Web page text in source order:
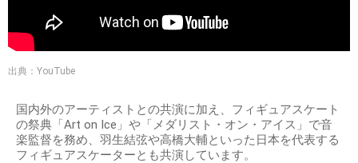
出典：YouTube
国内外のアーティストとの共演に加え、フィギュアスケート
の祭典「Art on Ice」や「メダリスト・オン・アイス」で音
楽監督を務め、羽生結弦や高橋大輔といった日本を代表する
フィギュアスケーターとも共演しています。